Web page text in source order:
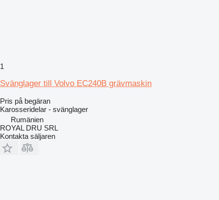
1
Svänglager till Volvo EC240B grävmaskin
Pris på begäran
Karosseridelar - svänglager
Rumänien
ROYAL DRU SRL
Kontakta säljaren